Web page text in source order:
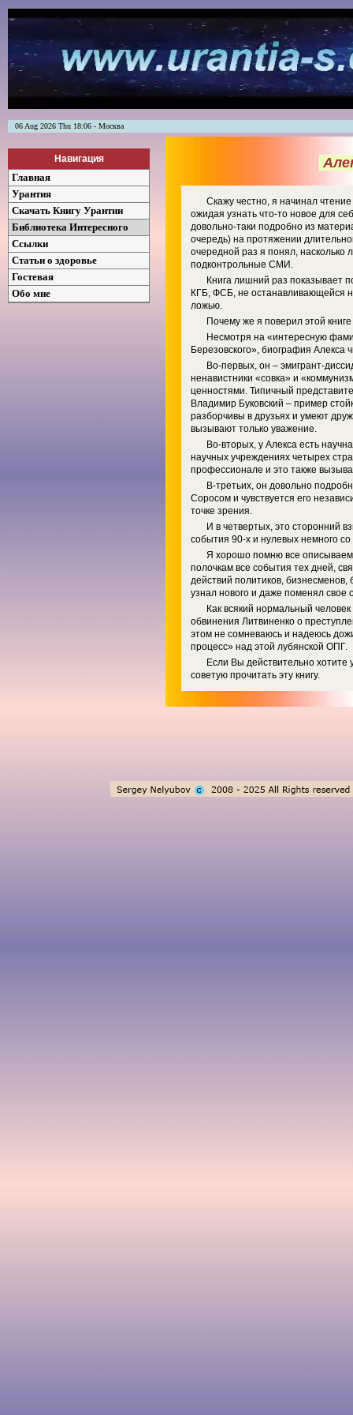
06 Aug 2026 Thu 18:06 - Москва
Навигация
Главная
Урантия
Скачать Книгу Урантии
Библиотека Интересного
Ссылки
Статьи о здоровье
Гостевая
Обо мне
Скажу честно, я начинал
ожидая узнать что-то новое для
довольно-таки подробно из
очередь) на протяжении
очередной раз я понял, насколько
подконтрольные СМИ.
Книга лишний раз показывает
КГБ, ФСБ, не останавливающейся
ложью.
Почему же я поверил этой
Несмотря на «интересную
Березовского», биография Алекса
Во-первых, он – эмигрант-
ненавистники «совка» и
ценностями. Типичный
Владимир Буковский – пример
разборчивы в друзьях и умеют
вызывают только уважение.
Во-вторых, у Алекса есть
научных учреждениях четырех
профессионале и это также
В-третьих, он довольно
Соросом и чувствуется его
точке зрения.
И в четвертых, это сторонний
события 90-х и нулевых немного
Я хорошо помню все
полочкам все события тех дней,
действий политиков, бизнесменов,
узнал нового и даже поменял свое
Как всякий нормальный
обвинения Литвиненко о
этом не сомневаюсь и надеюсь
процесс» над этой лубянской ОПГ.
Если Вы действительно хотите
советую прочитать эту книгу.